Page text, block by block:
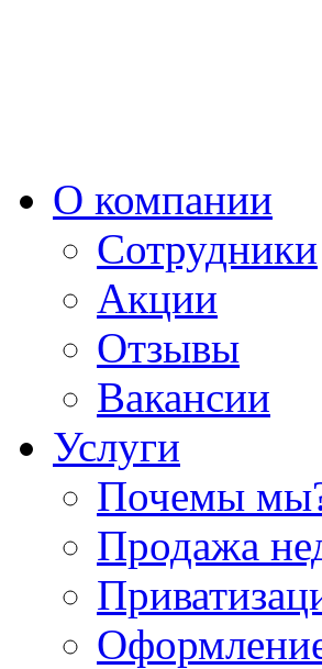
О компании
Сотрудники
Акции
Отзывы
Вакансии
Услуги
Почемы
Продажа